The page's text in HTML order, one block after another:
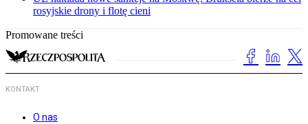
rosyjskie drony i flotę cieni
Promowane treści
KONTAKT
O nas